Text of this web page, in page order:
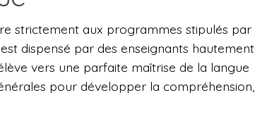
strictement aux programmes stipulés par
dispensé par des enseignants hautement
vers une parfaite maîtrise de la langue
pour développer la compréhension,